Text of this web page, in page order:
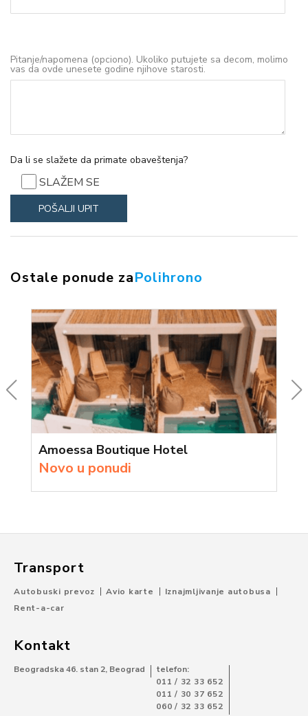
Pitanje/napomena (opciono). Ukoliko putujete sa decom, molimo
vas da ovde unesete godine njihove starosti.
Da li se slažete da primate obaveštenja?
SLAŽEM SE
Ostale ponude zaPolihrono
Amoessa Boutique Hotel
Novo u ponudi
Transport
Autobuski prevoz Avio karte
Iznajmljivanje autobusa
Rent-a-car
Kontakt
Beogradska 46. stan 2, Beograd
telefon:
011 / 32 33 652
011 / 30 37 652
060 / 32 33 652